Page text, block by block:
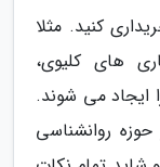
کنید. مثلا
های کلیوی،
ایجاد می شوند.
روانشناسی